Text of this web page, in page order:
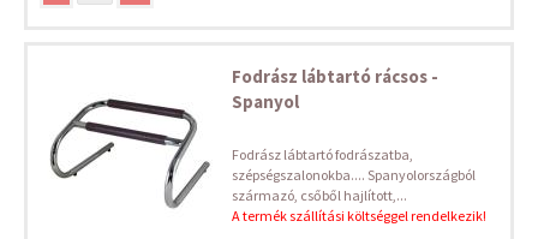
Fodrász lábtartó rácsos -
Spanyol
Fodrász lábtartó fodrászatba,
szépségszalonokba.... Spanyolországból
származó, csőből hajlított,...
A termék szállítási költséggel rendelkezik!